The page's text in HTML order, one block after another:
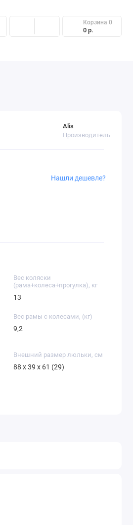
Корзина 0
0 р.
Alis
Производитель
Нашли дешевле?
Вес коляски
(рама+колеса+прогулка), кг
13
Вес рамы с колесами, (кг)
9,2
Внешний размер люльки, см
88 х 39 х 61 (29)